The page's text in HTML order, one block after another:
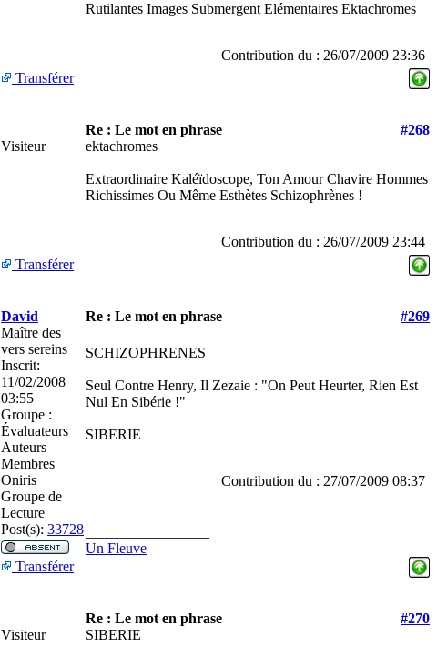
Rutilantes Images Submergent Elémentaires Ektachromes
Contribution du : 26/07/2009 23:36
Transférer
Re : Le mot en phrase
#268
Visiteur
ektachromes
Extraordinaire Kaléïdoscope, Ton Amour Chavire Hommes
Richissimes Ou Même Esthètes Schizophrènes !
Contribution du : 26/07/2009 23:44
Transférer
David Re : Le mot en phrase
#269
Maître des
vers sereins
Inscrit:
11/02/2008
03:55
Groupe :
Évaluateurs
Auteurs
Membres
Oniris
Groupe de
Lecture
Post(s): 33728
SCHIZOPHRENES
Seul Contre Henry, Il Zezaie : "On Peut Heurter, Rien Est
Nul En Sibérie !"
SIBERIE
Contribution du : 27/07/2009 08:37
Un Fleuve
Transférer
Re : Le mot en phrase
#270
Visiteur
SIBERIE